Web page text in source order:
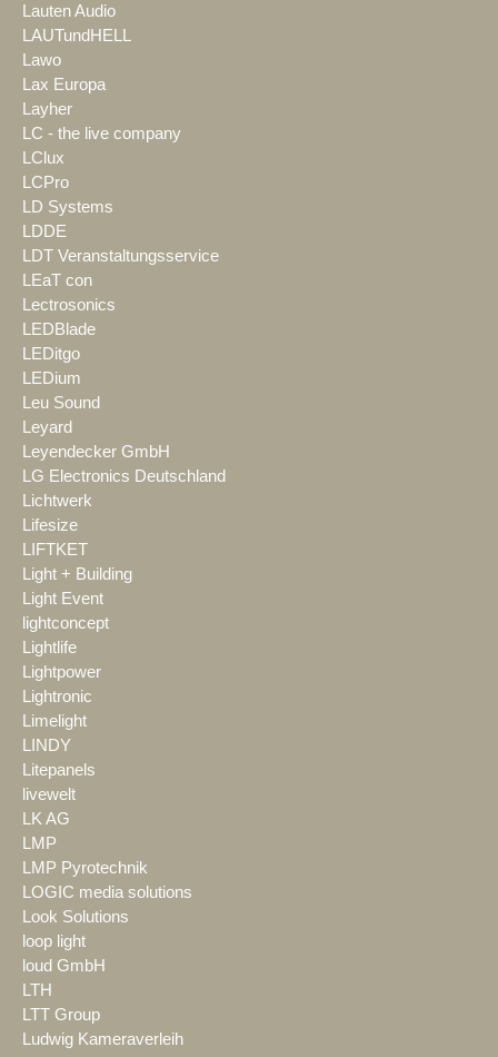
Lauten Audio
LAUTundHELL
Lawo
Lax Europa
Layher
LC - the live company
LClux
LCPro
LD Systems
LDDE
LDT Veranstaltungsservice
LEaT con
Lectrosonics
LEDBlade
LEDitgo
LEDium
Leu Sound
Leyard
Leyendecker GmbH
LG Electronics Deutschland
Lichtwerk
Lifesize
LIFTKET
Light + Building
Light Event
lightconcept
Lightlife
Lightpower
Lightronic
Limelight
LINDY
Litepanels
livewelt
LK AG
LMP
LMP Pyrotechnik
LOGIC media solutions
Look Solutions
loop light
loud GmbH
LTH
LTT Group
Ludwig Kameraverleih